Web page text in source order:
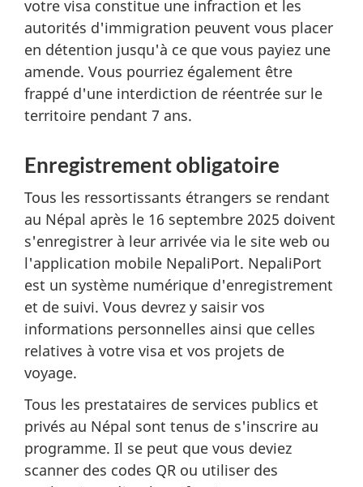
votre visa constitue une infraction et les
autorités d'immigration peuvent vous placer
en détention jusqu'à ce que vous payiez une
amende. Vous pourriez également être
frappé d'une interdiction de réentrée sur le
territoire pendant 7 ans.
Enregistrement obligatoire
Tous les ressortissants étrangers se rendant
au Népal après le 16 septembre 2025 doivent
s'enregistrer à leur arrivée via le site web ou
l'application mobile NepaliPort. NepaliPort
est un système numérique d'enregistrement
et de suivi. Vous devrez y saisir vos
informations personnelles ainsi que celles
relatives à votre visa et vos projets de
voyage.
Tous les prestataires de services publics et
privés au Népal sont tenus de s'inscrire au
programme. Il se peut que vous deviez
scanner des codes QR ou utiliser des